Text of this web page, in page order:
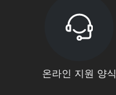
온라인 지원 양식